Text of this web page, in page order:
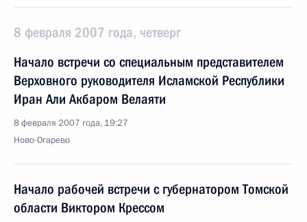
8 февраля 2007 года, четверг
Начало встречи со специальным представителем
Верховного руководителя Исламской Республики
Иран Али Акбаром Велаяти
8 февраля 2007 года, 19:27
Ново-Огарево
Начало рабочей встречи с губернатором Томской
области Виктором Крессом